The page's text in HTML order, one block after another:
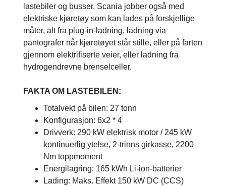
lastebiler og busser. Scania jobber også med
elektriske kjøretøy som kan lades på forskjellige
måter, alt fra plug-in-ladning, ladning via
pantografer når kjøretøyet står stille, eller på farten
gjennom elektrifiserte veier, eller ladning fra
hydrogendrevne brenselceller.
FAKTA OM LASTEBILEN:
Totalvekt på bilen: 27 tonn
Konfigurasjon: 6x2 * 4
Drivverk: 290 kW elektrisk motor / 245 kW
kontinuerlig ytelse, 2-trinns girkasse, 2200
Nm toppmoment
Energilagring: 165 kWh Li-ion-batterier
Lading: Maks. Effekt 150 kW DC (CCS)